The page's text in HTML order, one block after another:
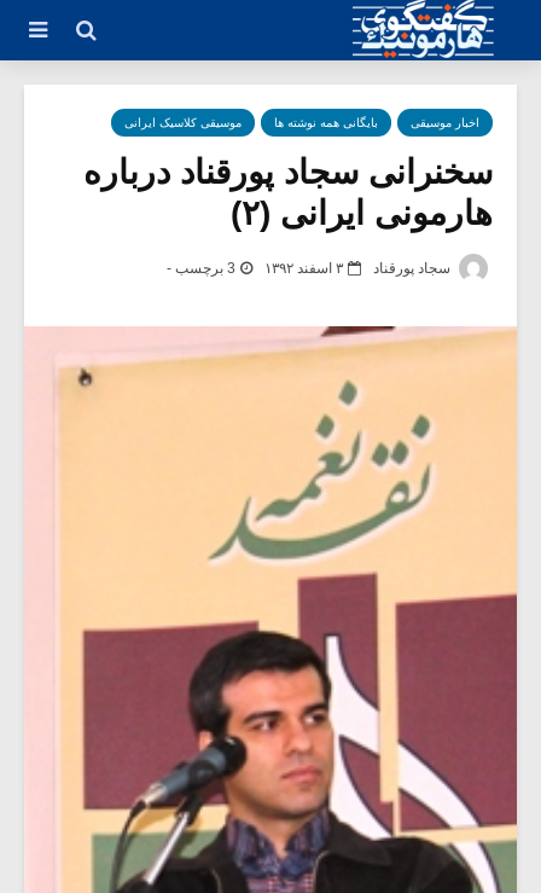
اخبار موسیقی بایگانی همه نوشته ها موسیقی کلاسیک ایرانی
سخنرانی سجاد پورقناد درباره
هارمونی ایرانی (۲)
سجاد پورقناد ۳ اسفند ۱۳۹۲ 3 برچسب -